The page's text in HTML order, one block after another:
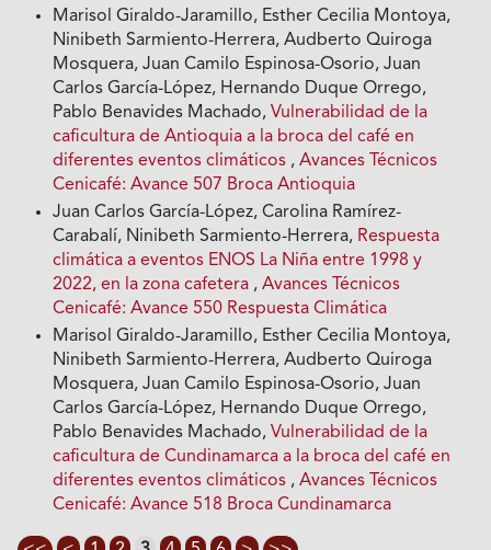
Marisol Giraldo-Jaramillo, Esther Cecilia Montoya,
Ninibeth Sarmiento-Herrera, Audberto Quiroga
Mosquera, Juan Camilo Espinosa-Osorio, Juan
Carlos García-López, Hernando Duque Orrego,
Pablo Benavides Machado,Vulnerabilidad de la
caficultura de Antioquia a la broca del café en
diferentes eventos climáticos ,Avances Técnicos
Cenicafé: Avance 507 Broca Antioquia
Juan Carlos García-López, Carolina Ramírez-
Carabalí, Ninibeth Sarmiento-Herrera, Respuesta
climática a eventos ENOS La Niña entre 1998 y
2022, en la zona cafetera ,Avances Técnicos
Cenicafé: Avance 550 Respuesta Climática
Marisol Giraldo-Jaramillo, Esther Cecilia Montoya,
Ninibeth Sarmiento-Herrera, Audberto Quiroga
Mosquera, Juan Camilo Espinosa-Osorio, Juan
Carlos García-López, Hernando Duque Orrego,
Pablo Benavides Machado,Vulnerabilidad de la
caficultura de Cundinamarca a la broca del café en
diferentes eventos climáticos ,Avances Técnicos
Cenicafé: Avance 518 Broca Cundinamarca